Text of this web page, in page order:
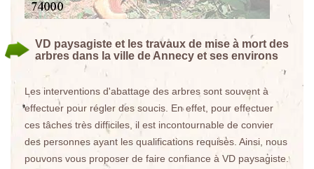
VD paysagiste et les travaux de mise à mort des
arbres dans la ville de Annecy et ses environs
Les interventions d'abattage des arbres sont souvent à
effectuer pour régler des soucis. En effet, pour effectuer
ces tâches très difficiles, il est incontournable de convier
des personnes ayant les qualifications requises. Ainsi, nous
pouvons vous proposer de faire confiance à VD paysagiste.